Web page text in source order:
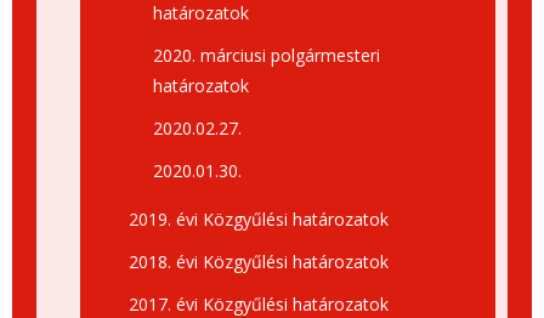
határozatok
2020. márciusi polgármesteri
határozatok
2020.02.27.
2020.01.30.
2019. évi Közgyűlési határozatok
2018. évi Közgyűlési határozatok
2017. évi Közgyűlési határozatok